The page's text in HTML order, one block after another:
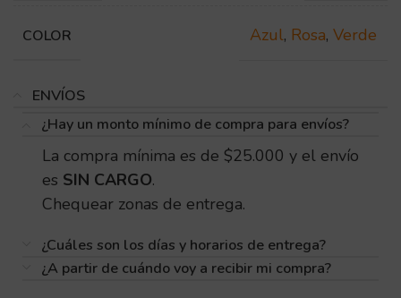
COLOR Azul, Rosa, Verde
ENVÍOS
¿Hay un monto mínimo de compra para envíos?
La compra mínima es de $25.000 y el envío
es SIN CARGO.
Chequear zonas de entrega.
¿Cuáles son los días y horarios de entrega?
¿A partir de cuándo voy a recibir mi compra?